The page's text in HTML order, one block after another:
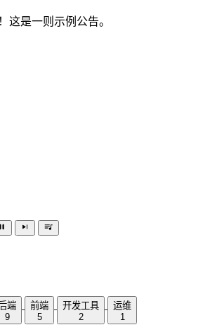
这是一则示例公告。
端
9
前端
5
开发工具
2
运维
1